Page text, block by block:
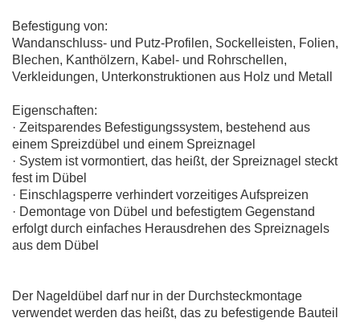
Befestigung von:
Wandanschluss- und Putz-Profilen, Sockelleisten, Folien,
Blechen, Kanthölzern, Kabel- und Rohrschellen,
Verkleidungen, Unterkonstruktionen aus Holz und Metall
Eigenschaften:
· Zeitsparendes Befestigungssystem, bestehend aus
einem Spreizdübel und einem Spreiznagel
· System ist vormontiert, das heißt, der Spreiznagel steckt
fest im Dübel
· Einschlagsperre verhindert vorzeitiges Aufspreizen
· Demontage von Dübel und befestigtem Gegenstand
erfolgt durch einfaches Herausdrehen des Spreiznagels
aus dem Dübel
Der Nageldübel darf nur in der Durchsteckmontage
verwendet werden das heißt, das zu befestigende Bauteil